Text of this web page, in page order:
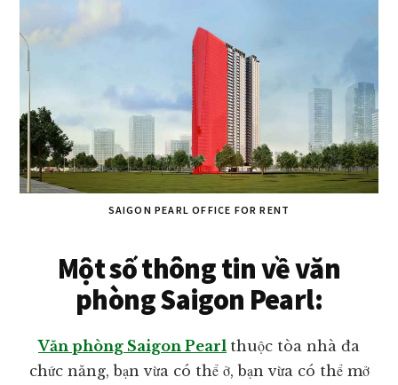
SAIGON PEARL OFFICE FOR RENT
Một số thông tin về văn
phòng Saigon Pearl:
Văn phòng Saigon Pearl thuộc tòa nhà đa
chức năng, bạn vừa có thể ở, bạn vừa có thể mở